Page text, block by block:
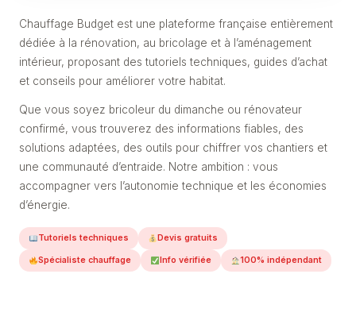
Chauffage Budget est une plateforme française entièrement
dédiée à la rénovation, au bricolage et à l’aménagement
intérieur, proposant des tutoriels techniques, guides d’achat
et conseils pour améliorer votre habitat.
Que vous soyez bricoleur du dimanche ou rénovateur
confirmé, vous trouverez des informations fiables, des
solutions adaptées, des outils pour chiffrer vos chantiers et
une communauté d’entraide. Notre ambition : vous
accompagner vers l’autonomie technique et les économies
d’énergie.
Tutoriels techniques Devis gratuits
Spécialiste chauffage Info vérifiée 100% indépendant